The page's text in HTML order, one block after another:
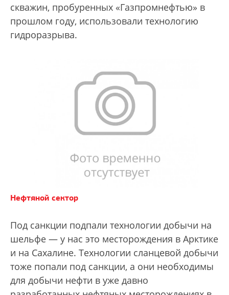
скважин, пробуренных «Газпромнефтью» в
прошлом году, использовали технологию
гидроразрыва.
Нефтяной сектор
Под санкции подпали технологии добычи на
шельфе — у нас это месторождения в Арктике
и на Сахалине. Технологии сланцевой добычи
тоже попали под санкции, а они необходимы
для добычи нефти в уже давно